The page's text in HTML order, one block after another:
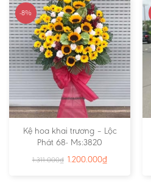
-8%
Kệ hoa khai trương – Lộc
Phát 68- Ms:3820
1.311.000₫ 1.200.000₫